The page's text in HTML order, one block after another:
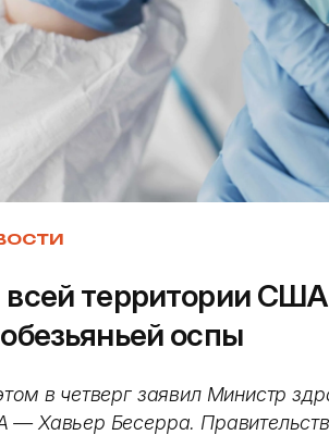
всей территории
оспы
в четверг заявил Министр
Хавьер Бесерра.